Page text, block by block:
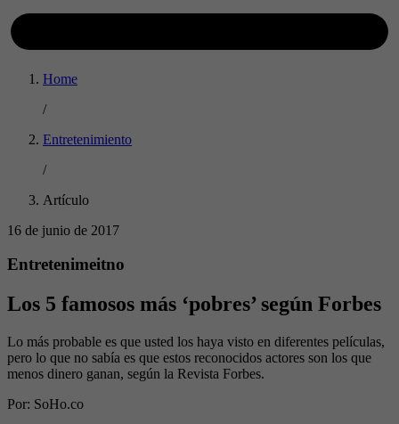
Home
/
Entretenimiento
/
Artículo
16 de junio de 2017
Entretenimeitno
Los 5 famosos más ‘pobres’ según Forbes
Lo más probable es que usted los haya visto en diferentes películas,
pero lo que no sabía es que estos reconocidos actores son los que
menos dinero ganan, según la Revista Forbes.
Por: SoHo.co